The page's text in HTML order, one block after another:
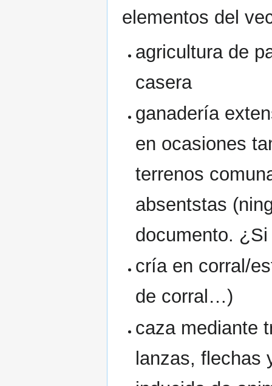
elementos del
agricultura de
casera
ganadería
en ocasiones
terrenos
absentstas
documento.
cría en corral/
de corral…)
caza mediante
lanzas, flechas